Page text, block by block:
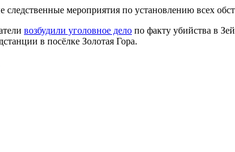
мероприятия по установлению всех
возбудили уголовное дело по факту убийства в
в посёлке Золотая Гора.